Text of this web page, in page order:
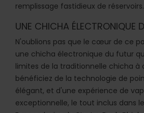
remplissage fastidieux de réservoirs.
UNE CHICHA ÉLECTRONIQUE
N'oublions pas que le cœur de ce
une chicha électronique du futur
limites de la traditionnelle chicha à
bénéficiez de la technologie de
élégant, et d'une expérience de
exceptionnelle, le tout inclus dans